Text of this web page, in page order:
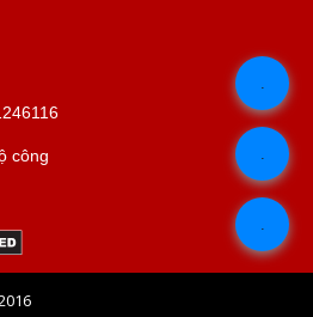
.
.
.